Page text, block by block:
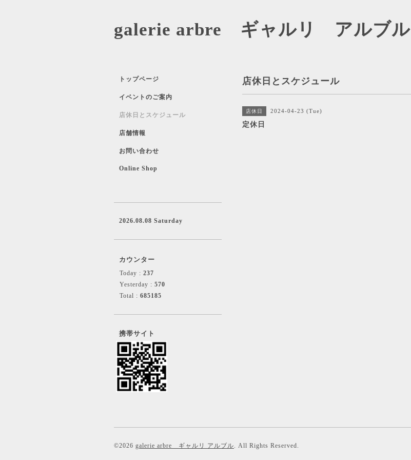
galerie arbre ギャルリ アルブル
店休日とスケジュール
店休日 2024-04-23 (Tue)
定休日
トップページ
イベントのご案内
店休日とスケジュール
店舗情報
お問い合わせ
Online Shop
2026.08.08 Saturday
カウンター
Today : 237
Yesterday : 570
Total : 685185
携帯サイト
©2026 galerie arbre ギャルリ アルブル. All Rights Reserved.